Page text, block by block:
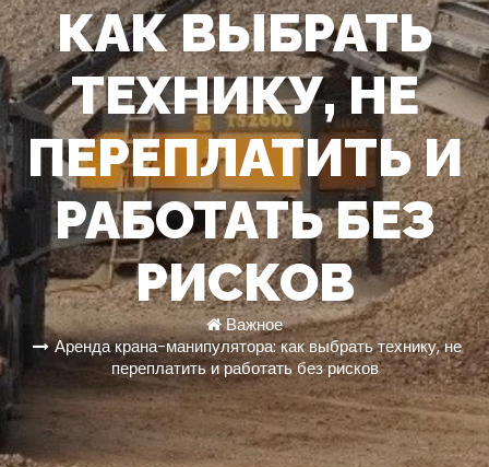
КАК ВЫБРАТЬ
ТЕХНИКУ, НЕ
ПЕРЕПЛАТИТЬ И
РАБОТАТЬ БЕЗ
РИСКОВ
Важное
Аренда крана-манипулятора: как выбрать технику, не
переплатить и работать без рисков